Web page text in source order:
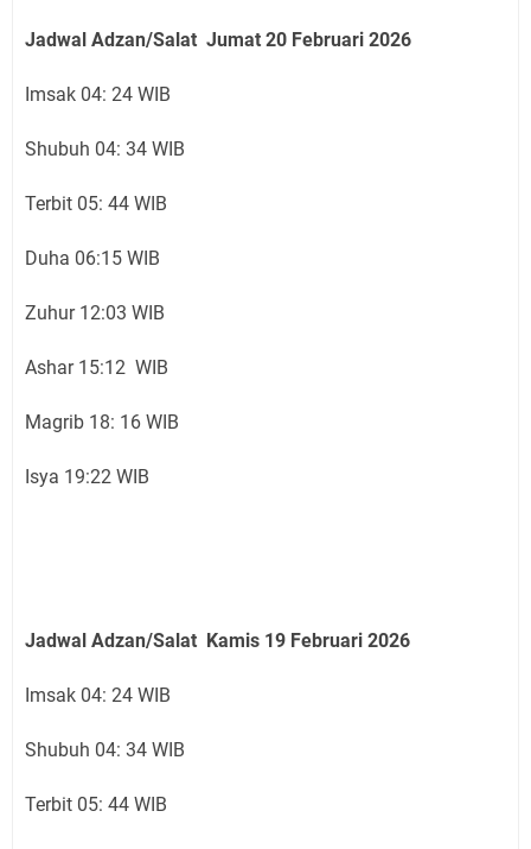
Jadwal Adzan/Salat Jumat 20 Februari 2026
Imsak 04: 24 WIB
Shubuh 04: 34 WIB
Terbit 05: 44 WIB
Duha 06:15 WIB
Zuhur 12:03 WIB
Ashar 15:12 WIB
Magrib 18: 16 WIB
Isya 19:22 WIB
Jadwal Adzan/Salat Kamis 19 Februari 2026
Imsak 04: 24 WIB
Shubuh 04: 34 WIB
Terbit 05: 44 WIB